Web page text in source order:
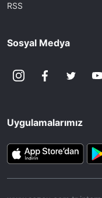
RSS
Sosyal Medya
Uygulamalarımız